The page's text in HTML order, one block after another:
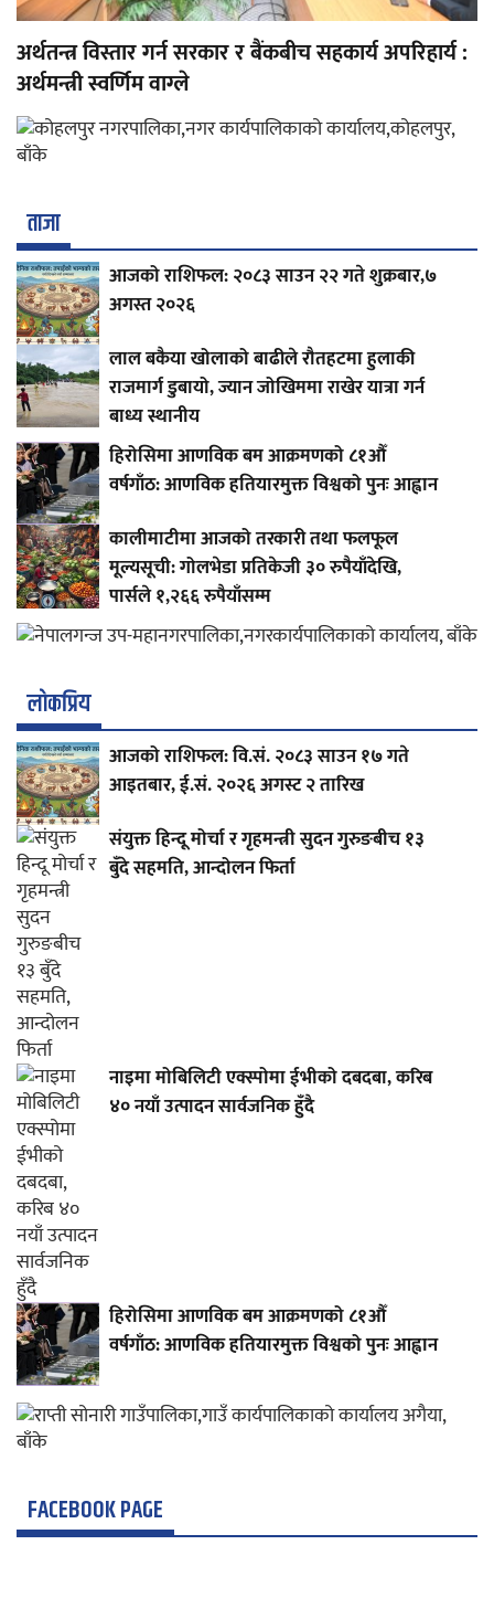
अर्थतन्त्र विस्तार गर्न सरकार र बैंकबीच सहकार्य अपरिहार्य :
अर्थमन्त्री स्वर्णिम वाग्ले
ताजा
आजको राशिफल: २०८३ साउन २२ गते शुक्रबार,७
अगस्त २०२६
लाल बकैया खोलाको बाढीले रौतहटमा हुलाकी
राजमार्ग डुबायो, ज्यान जोखिममा राखेर यात्रा गर्न
बाध्य स्थानीय
हिरोसिमा आणविक बम आक्रमणको ८१औँ
वर्षगाँठ: आणविक हतियारमुक्त विश्वको पुनः आह्वान
कालीमाटीमा आजको तरकारी तथा फलफूल
मूल्यसूची: गोलभेडा प्रतिकेजी ३० रुपैयाँदेखि,
पार्सले १,२६६ रुपैयाँसम्म
लाेकप्रिय
आजको राशिफल: वि.सं. २०८३ साउन १७ गते
आइतबार, ई.सं. २०२६ अगस्ट २ तारिख
संयुक्त हिन्दू मोर्चा र गृहमन्त्री सुदन गुरुङबीच १३
बुँदे सहमति, आन्दोलन फिर्ता
नाइमा मोबिलिटी एक्स्पोमा ईभीको दबदबा, करिब
४० नयाँ उत्पादन सार्वजनिक हुँदै
हिरोसिमा आणविक बम आक्रमणको ८१औँ
वर्षगाँठ: आणविक हतियारमुक्त विश्वको पुनः आह्वान
FACEBOOK PAGE